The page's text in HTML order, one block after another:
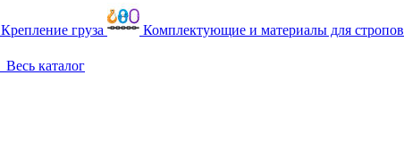
Крепление груза Комплектующие и материалы для стропов
Весь каталог